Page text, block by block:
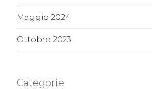
Maggio 2024
Ottobre 2023
Categorie